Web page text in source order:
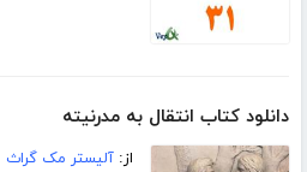
دانلود کتاب انتقال به مدرنیته
از:آلیستر مک گراث